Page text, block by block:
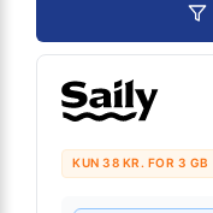
KUN 38 KR. FOR 3 GB